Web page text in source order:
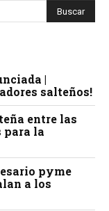
|
salteños!
entre las
para la
pyme
a los